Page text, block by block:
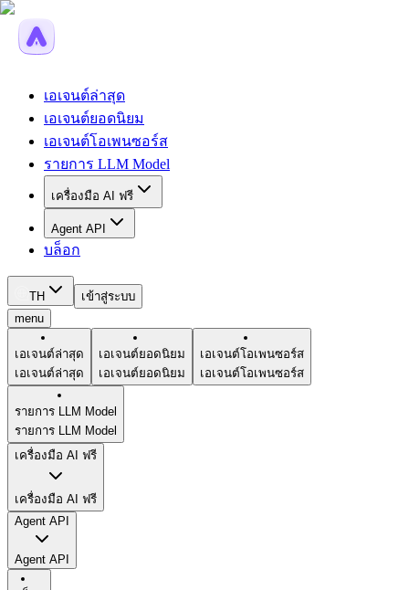
เอเจนต์ล่าสุด
เอเจนต์ยอดนิยม
เอเจนต์โอเพนซอร์ส
รายการ LLM Model
เครื่องมือ AI ฟรี
Agent API
บล็อก
TH
เข้าสู่ระบบ
menu
เอเจนต์ล่าสุด
เอเจนต์ล่าสุด
เอเจนต์ยอดนิยม
เอเจนต์ยอดนิยม
เอเจนต์โอเพนซอร์ส
เอเจนต์โอเพนซอร์ส
รายการ LLM Model
รายการ LLM Model
เครื่องมือ AI ฟรี
เครื่องมือ AI ฟรี
Agent API
Agent API